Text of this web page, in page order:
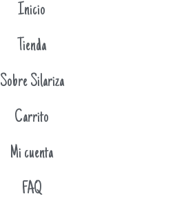
Inicio
Tienda
Sobre Silariza
Carrito
Mi cuenta
FAQ